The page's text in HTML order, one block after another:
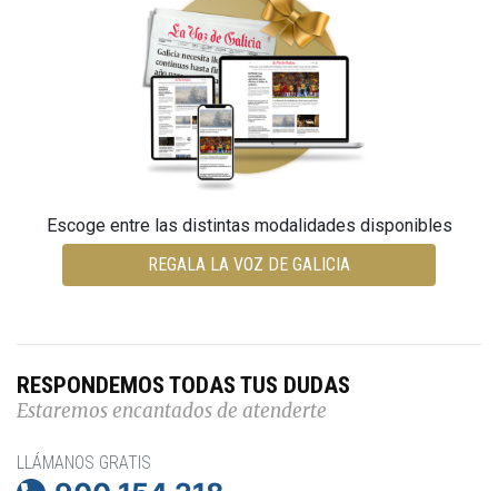
Escoge entre las distintas modalidades disponibles
REGALA LA VOZ DE GALICIA
RESPONDEMOS TODAS TUS DUDAS
Estaremos encantados de atenderte
LLÁMANOS GRATIS